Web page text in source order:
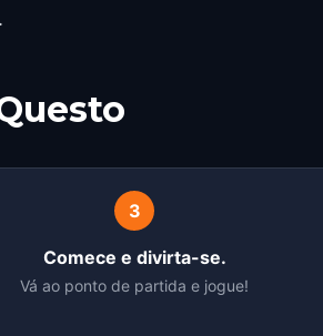
3
Comece e divirta-se.
Vá ao ponto de partida e jogue!